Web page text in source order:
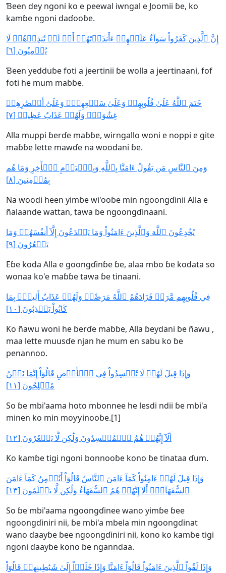
Ɓeen dey ngoni ko e peewal iwngal e Joomii ɓe, ko
kamɓe ngoni daɗooɓe.
إِنَّ ٱلَّذِينَ كَفَرُواْ سَوَآءٌ عَلَيۡهِمۡ ءَأَنذَرۡتَهُمۡ أَمۡ لَمۡ تُنذِرۡهُمۡ لَا
يُؤۡمِنُونَ [٦]
Ɓeen yedduɓe foti a jeertinii ɓe wolla a jeertinaani, fof
foti he mum maɓɓe.
خَتَمَ ٱللَّهُ عَلَىٰ قُلُوبِهِمۡ وَعَلَىٰ سَمۡعِهِمۡۖ وَعَلَىٰٓ أَبۡصَٰرِهِمۡ
غِشَٰوَةٞۖ وَلَهُمۡ عَذَابٌ عَظِيمٞ [٧]
Alla muppi ɓerɗe maɓɓe, wirngallo woni e noppi e gite
maɓɓe lette mawɗe na woodani ɓe.
وَمِنَ ٱلنَّاسِ مَن يَقُولُ ءَامَنَّا بِٱللَّهِ وَبِٱلۡيَوۡمِ ٱلۡأٓخِرِ وَمَا هُم
بِمُؤۡمِنِينَ [٨]
Na woodi heen yimɓe wi'ooɓe min ngoongɗinii Alla e
ñalaande wattan, tawa ɓe ngoongɗinaani.
يُخَٰدِعُونَ ٱللَّهَ وَٱلَّذِينَ ءَامَنُواْ وَمَا يَخۡدَعُونَ إِلَّآ أَنفُسَهُمۡ وَمَا
يَشۡعُرُونَ [٩]
Eɓe koda Alla e goongɗinɓe ɓe, alaa mbo ɓe kodata so
wonaa ko'e maɓɓe tawa ɓe tinaani.
فِي قُلُوبِهِم مَّرَضٞ فَزَادَهُمُ ٱللَّهُ مَرَضٗاۖ وَلَهُمۡ عَذَابٌ أَلِيمُۢ بِمَا
كَانُواْ يَكۡذِبُونَ [١٠]
Ko ñawu woni he ɓerɗe maɓɓe, Alla ɓeydani ɓe ñawu ,
maa lette muusɗe njan he mum en sabu ko ɓe
penannoo.
وَإِذَا قِيلَ لَهُمۡ لَا تُفۡسِدُواْ فِي ٱلۡأَرۡضِ قَالُوٓاْ إِنَّمَا نَحۡنُ
مُصۡلِحُونَ [١١]
So ɓe mbi'aama hoto mbonnee he lesdi ndii ɓe mbi'a
minen ko min moƴƴinooɓe.[1]
أَلَآ إِنَّهُمۡ هُمُ ٱلۡمُفۡسِدُونَ وَلَٰكِن لَّا يَشۡعُرُونَ [١٢]
Ko kamɓe tigi ngoni bonnooɓe kono ɓe tinataa ɗum.
وَإِذَا قِيلَ لَهُمۡ ءَامِنُواْ كَمَآ ءَامَنَ ٱلنَّاسُ قَالُوٓاْ أَنُؤۡمِنُ كَمَآ ءَامَنَ
ٱلسُّفَهَآءُۗ أَلَآ إِنَّهُمۡ هُمُ ٱلسُّفَهَآءُ وَلَٰكِن لَّا يَعۡلَمُونَ [١٣]
So ɓe mbi'aama ngoongɗinee wano yimɓe ɓee
ngoongɗiniri nii, ɓe mbi'a mbela min ngoongɗinat
wano ɗaayɓe ɓee ngoongɗiniri nii, kono ko kamɓe tigi
ngoni ɗaayɓe kono ɓe nganndaa.
وَإِذَا لَقُواْ ٱلَّذِينَ ءَامَنُواْ قَالُوٓاْ ءَامَنَّا وَإِذَا خَلَوۡاْ إِلَىٰ شَيَٰطِينِهِمۡ قَالُوٓاْ